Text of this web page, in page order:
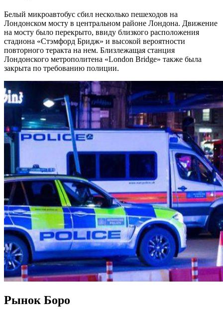
Белый микроавтобус сбил несколько пешеходов на
Лондонском мосту в центральном районе Лондона. Движение
на мосту было перекрыто, ввиду близкого расположения
стадиона «Стэмфорд Бридж» и высокой вероятности
повторного теракта на нем. Близлежащая станция
Лондонского метрополитена «London Bridge» также была
закрыта по требованию полиции.
Рынок Боро